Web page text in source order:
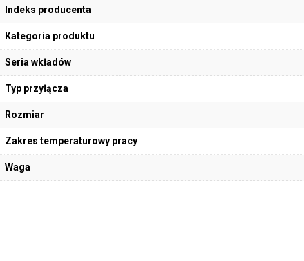
Indeks producenta
Kategoria produktu
Seria wkładów
Typ przyłącza
Rozmiar
Zakres temperaturowy pracy
Waga